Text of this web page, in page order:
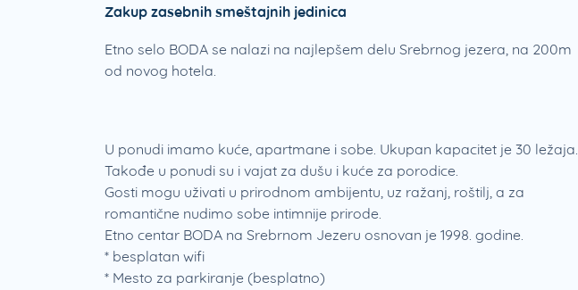
Zakup zasebnih smeštajnih jedinica
Etno selo BODA se nalazi na najlepšem delu Srebrnog jezera, na 200m
od novog hotela.
U ponudi imamo kuće, apartmane i sobe. Ukupan kapacitet je 30 ležaja.
Takođe u ponudi su i vajat za dušu i kuće za porodice.
Gosti mogu uživati u prirodnom ambijentu, uz ražanj, roštilj, a za
romantične nudimo sobe intimnije prirode.
Etno centar BODA na Srebrnom Jezeru osnovan je 1998. godine.
* besplatan wifi
* Mesto za parkiranje (besplatno)